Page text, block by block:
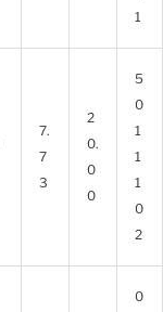
1
7.
7
3
2
0.
0
0
5
0
1
1
1
0
2
0